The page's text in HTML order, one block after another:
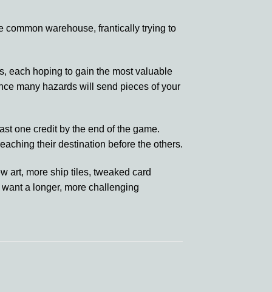
common warehouse, frantically trying to
each hoping to gain the most valuable
many hazards will send pieces of your
one credit by the end of the game.
their destination before the others.
art, more ship tiles, tweaked card
a longer, more challenging